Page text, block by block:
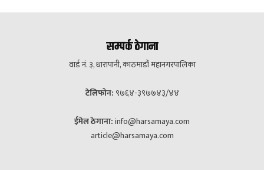
सम्पर्क ठेगाना
वार्ड नं. ३, धारापानी, काठमाडौं महानगरपालिका
टेलिफोन: ९७६४-३९७७४३/४४
ईमेल ठेगाना:info@harsamaya.com
article@harsamaya.com